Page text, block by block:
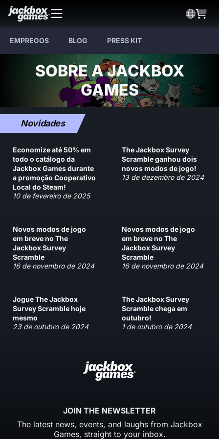
EMPREGOS BLOG PRESS KIT
SOBRE A JACKBOX
GAMES
Novidades
Economize até 50% em
todo o catálogo da
Jackbox Games durante
a promoção Cooperativo
Local do Steam!
10 de fevereiro de 2025
The Jackbox Survey
Scramble ganhou dois
novos modos de jogo!
13 de dezembro de 2024
Novos modos de jogo
em breve no The
Jackbox Survey
Scramble
16 de novembro de 2024
Novos modos de jogo
em breve no The
Jackbox Survey
Scramble
16 de novembro de 2024
Jogue The Jackbox
Survey Scramble hoje
mesmo
23 de outubro de 2024
The Jackbox Survey
Scramble chega em
outubro!
1 de outubro de 2024
JOIN THE NEWSLETTER
The latest news, events, and laughs from Jackbox
Games, straight to your inbox.